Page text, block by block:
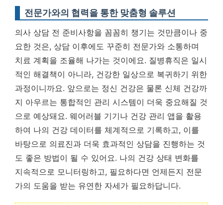
전문가와의 협력을 통한 맞춤형 솔루션
의사 상담 전 준비사항을 꼼꼼히 챙기는 것만큼이나 중
요한 것은, 상담 이후에도 꾸준히 전문가와 소통하며
치료 계획을 조율해 나가는 것이에요. 질병휴직은 일시
적인 해결책이 아니라, 건강한 일상으로 복귀하기 위한
과정이니까요. 앞으로는 정신 건강은 물론 신체 건강까
지 아우르는 통합적인 관리 시스템이 더욱 중요해질 것
으로 예상돼요. 웨어러블 기기나 건강 관리 앱을 활용
하여 나의 건강 데이터를 체계적으로 기록하고, 이를
바탕으로 의료진과 더욱 효과적인 상담을 진행하는 것
도 좋은 방법이 될 수 있어요. 나의 건강 상태 변화를
지속적으로 모니터링하고, 필요하다면 언제든지 전문
가의 도움을 받는 유연한 자세가 필요하답니다.